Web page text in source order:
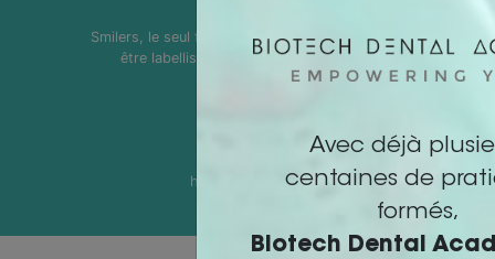
Avec déjà
centaines de
formés,
Biotech Dental
Smilers, le seul fabricant d’aligneurs invisibles à
être labellisés Origine France Garantie
hyper-croissance